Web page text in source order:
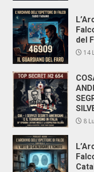
del
14
8